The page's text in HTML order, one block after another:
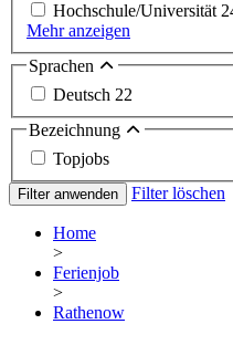
Hochschule/Universität
Mehr anzeigen
Sprachen
Deutsch 22
Bezeichnung
Topjobs
Filter anwenden Filter löschen
Home
>
Ferienjob
>
Rathenow